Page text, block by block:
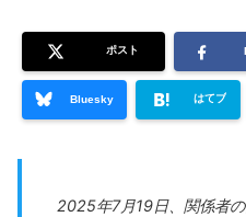
ポスト
Bluesky はてブ
2025年7月19日、関係者